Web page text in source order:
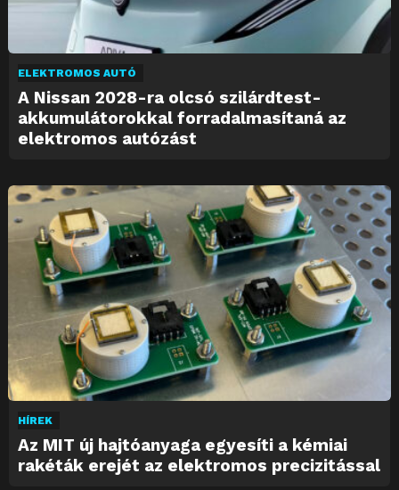
ELEKTROMOS AUTÓ
A Nissan 2028-ra olcsó szilárdtest-
akkumulátorokkal forradalmasítaná az
elektromos autózást
HÍREK
Az MIT új hajtóanyaga egyesíti a kémiai
rakéták erejét az elektromos precizitással